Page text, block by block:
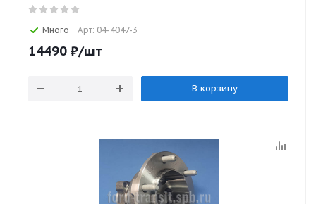
Много Арт: 04-4047-3
14490 ₽/шт
В корзину